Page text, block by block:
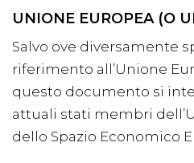
UNIONE EUROPEA (O
Salvo ove diversamente
riferimento all’Unione
questo documento si
attuali stati membri
dello Spazio Economico